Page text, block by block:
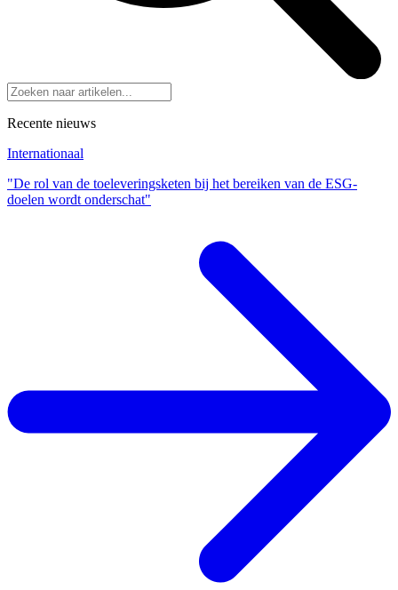
Recente nieuws
Internationaal
"De rol van de toeleveringsketen bij het bereiken van de ESG-
doelen wordt onderschat"